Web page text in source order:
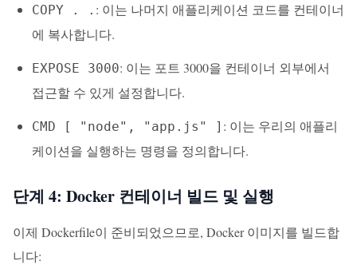
COPY . . : 이는 나머지 애플리케이션 코드를 컨테이너
에 복사합니다.
EXPOSE 3000: 이는 포트 3000을 컨테이너 외부에서
접근할 수 있게 설정합니다.
CMD [ "node", "app.js" ] : 이는 우리의 애플리
케이션을 실행하는 명령을 정의합니다.
단계 4: Docker 컨테이너 빌드 및 실행
이제 Dockerfile이 준비되었으므로, Docker 이미지를 빌드합
니다: